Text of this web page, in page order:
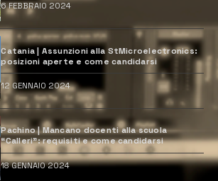
6 FEBBRAIO 2024
Catania | Assunzioni alla StMicroelectronics:
posizioni aperte e come candidarsi
12 GENNAIO 2024
Pachino | Mancano docenti alla scuola
“Calleri”: requisiti e come candidarsi
18 GENNAIO 2024